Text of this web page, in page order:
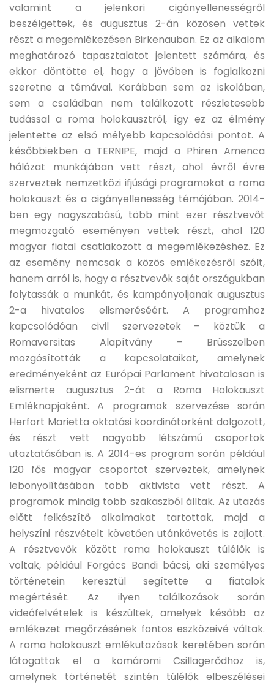
valamint a jelenkori cigányellenességről
beszélgettek, és augusztus 2-án közösen vettek
részt a megemlékezésen Birkenauban. Ez az alkalom
meghatározó tapasztalatot jelentett számára, és
ekkor döntötte el, hogy a jövőben is foglalkozni
szeretne a témával. Korábban sem az iskolában,
sem a családban nem találkozott részletesebb
tudással a roma holokausztról, így ez az élmény
jelentette az első mélyebb kapcsolódási pontot. A
későbbiekben a TERNIPE, majd a Phiren Amenca
hálózat munkájában vett részt, ahol évről évre
szerveztek nemzetközi ifjúsági programokat a roma
holokauszt és a cigányellenesség témájában. 2014-
ben egy nagyszabású, több mint ezer résztvevőt
megmozgató eseményen vettek részt, ahol 120
magyar fiatal csatlakozott a megemlékezéshez. Ez
az esemény nemcsak a közös emlékezésről szólt,
hanem arról is, hogy a résztvevők saját országukban
folytassák a munkát, és kampányoljanak augusztus
2-a hivatalos elismeréséért. A programhoz
kapcsolódóan civil szervezetek – köztük a
Romaversitas Alapítvány – Brüsszelben
mozgósították a kapcsolataikat, amelynek
eredményeként az Európai Parlament hivatalosan is
elismerte augusztus 2-át a Roma Holokauszt
Emléknapjaként. A programok szervezése során
Herfort Marietta oktatási koordinátorként dolgozott,
és részt vett nagyobb létszámú csoportok
utaztatásában is. A 2014-es program során például
120 fős magyar csoportot szerveztek, amelynek
lebonyolításában több aktivista vett részt. A
programok mindig több szakaszból álltak. Az utazás
előtt felkészítő alkalmakat tartottak, majd a
helyszíni részvételt követően utánkövetés is zajlott.
A résztvevők között roma holokauszt túlélők is
voltak, például Forgács Bandi bácsi, aki személyes
történetein keresztül segítette a fiatalok
megértését. Az ilyen találkozások során
videófelvételek is készültek, amelyek később az
emlékezet megőrzésének fontos eszközeivé váltak.
A roma holokauszt emlékutazások keretében során
látogattak el a komáromi Csillagerődhöz is,
amelynek történetét szintén túlélők elbeszélései